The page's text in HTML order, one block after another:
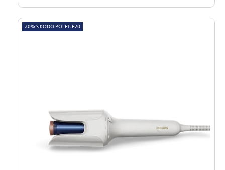
20% S KODO POLETJE20